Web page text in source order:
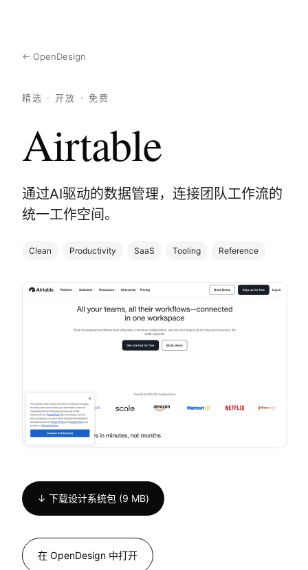
← OpenDesign
精选 · 开放 · 免费
Airtable
通过AI驱动的数据管理，连接团队工作流的
统一工作空间。
Clean Productivity SaaS Tooling Reference
↓ 下载设计系统包 (9 MB)
在 OpenDesign 中打开